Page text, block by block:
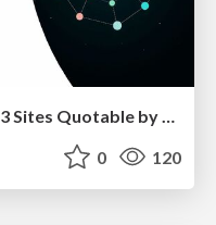
0 120